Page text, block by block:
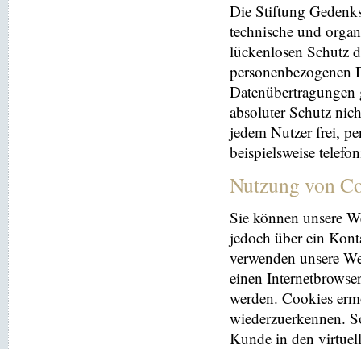
Die Stiftung
technische und
lückenlosen Schutz
personenbezogenen
absoluter Schutz
jedem Nutzer frei,
beispielsweise
Nutzung von
Sie können unsere
jedoch über ein
verwenden unsere
einen
werden. Cookies
wiederzuerkennen.
Kunde in den